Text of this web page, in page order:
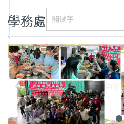
到
要
內
容
區
學務處